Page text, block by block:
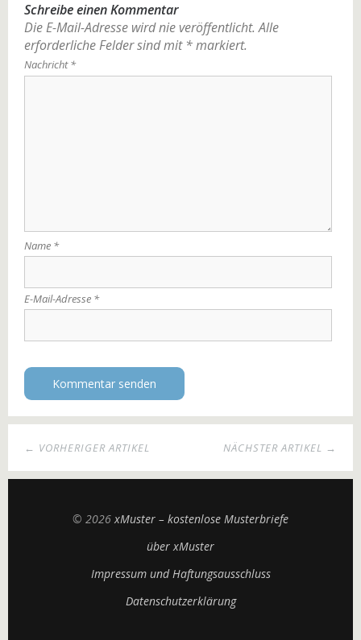
Schreibe einen Kommentar
Die E-Mail-Adresse wird nie veröffentlicht. Alle
erforderliche Felder sind mit *markiert.
Nachricht*
Name *
E-Mail-Adresse *
NÄCHSTER ARTIKEL →
← VORHERIGER ARTIKEL
© 2026xMuster – kostenlose Musterbriefe
über xMuster
Impressum und Haftungsausschluss
Datenschutzerklärung